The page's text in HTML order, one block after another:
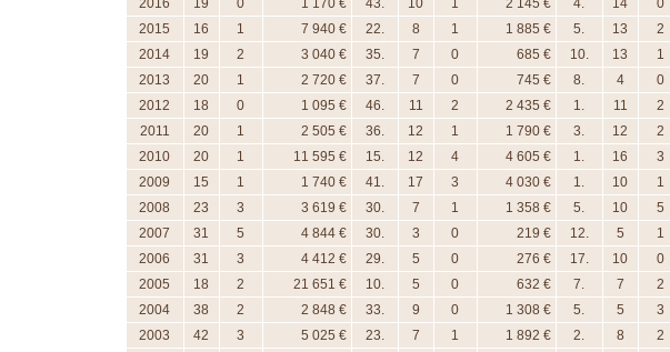
2016
19 0 1 170 € 43. 10 1 2 145 € 4. 14 0
2015
16 1 7 940 € 22. 8 1 1 885 € 5. 13 2
2014
19 2 3 040 € 35. 7 0 685 € 10. 13 1
2013
20 1 2 720 € 37. 7 0 745 € 8. 4 0
2012
18 0 1 095 € 46. 11 2 2 435 € 1. 11 2
2011
20 1 2 505 € 36. 12 1 1 790 € 3. 12 2
2010
20 1 11 595 € 15. 12 4 4 605 € 1. 16 3
2009
15 1 1 740 € 41. 17 3 4 030 € 1. 10 1
2008
23 3 3 619 € 30. 7 1 1 358 € 5. 10 5
2007
31 5 4 844 € 30. 3 0 219 € 12. 5 1
2006
31 3 4 412 € 29. 5 0 276 € 17. 10 0
2005
18 2 21 651 € 10. 5 0 632 € 7. 7 2
2004
38 2 2 848 € 33. 9 0 1 308 € 5. 5 3
2003
42 3 5 025 € 23. 7 1 1 892 € 2. 8 2